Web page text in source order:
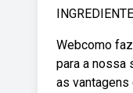
Webcomo
para a nossa
as vantagens